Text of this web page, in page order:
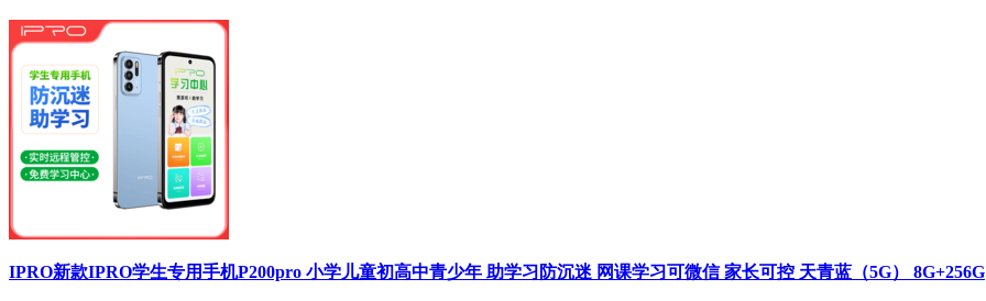
IPRO新款IPRO学生专用手机P200pro 小学儿童初高中青少年 助学习防沉迷 网课学习可微信 家长可控 天青蓝（5G） 8G+256G